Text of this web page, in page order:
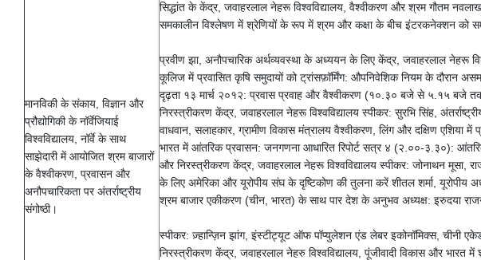
मानविकी के संकाय, विज्ञान और
प्रौद्योगिकी के नॉर्वेजियाई
विश्वविद्यालय, नॉर्वे के साथ
साझेदारी में आयोजित श्रम बाजारों
के वैश्वीकरण, प्रवासन और
अनौपचारिकता पर अंतर्राष्ट्रीय
संगोष्ठी।
सिद्धांत के केंद्र, जवाहरलाल नेहरू विश्वविद्यालय, वैश्वीकरण और श्रम गौतम
समकालीन विश्लेषण में श्रेणियों के रूप में श्रम और कक्षा के बीच इंटरकनेक्शन को समझना
प्रवीण झा, अनौपचारिक अर्थव्यवस्था के अध्ययन के लिए केंद्र, जवाहरलाल नेहरू
कूलिज में प्रवासित कृषि समुदायों को ट्रांसफ़ॉर्मिंग: औपनिवेशिक नियम के दौरान
दृढ़ता १३ मार्च २०१२: प्रवास प्रवाह और वैश्वीकरण (१०.३० बजे से ५.१५ बजे
निरस्त्रीकरण केंद्र, जवाहरलाल नेहरू विश्वविद्यालय स्पीकर: सुरभि सिंह,
वाधवान, सलाहकार, ग्रामीण विकास मंत्रालय वैश्वीकरण, लिंग और दक्षिण
भारत में आंतरिक प्रवासन: जनगणना आधारित रिपोर्ट सत्र ४ (२.००-३.३०):
और निरस्त्रीकरण केंद्र, जवाहरलाल नेहरू विश्वविद्यालय स्पीकर: जोनाथन मूसा,
के लिए अमेरिका और यूरोपीय संघ के दृष्टिकोण की तुलना करें शीतल शर्मा,
श्रम बाजार एकीकरण (चीन, भारत) के साथ पार देश के अनुभव अध्यक्ष: इरुदया
स्पीकर: ज़्हान्ज़िन झांग, इंस्टीट्यूट ऑफ पॉप्युलेशन एंड लेबर इकोनॉमिक्स, चीनी
निरस्त्रीकरण केंद्र, जवाहरलाल नेहरु विश्वविद्यालय, पूंजीवादी विकास और